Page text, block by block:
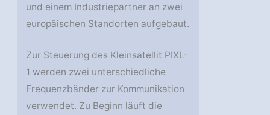
und einem Industriepartner an zwei
europäischen Standorten aufgebaut.
Zur Steuerung des Kleinsatellit PIXL-
1 werden zwei unterschiedliche
Frequenzbänder zur Kommunikation
verwendet. Zu Beginn läuft die